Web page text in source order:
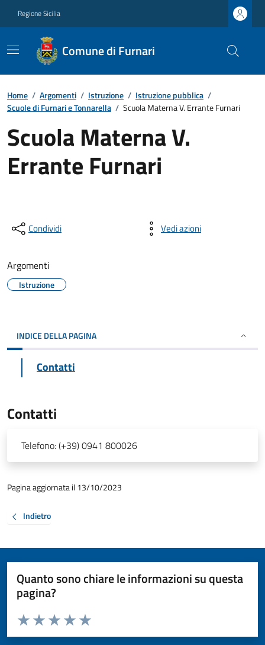
Regione Sicilia
Comune di Furnari
Home / Argomenti / Istruzione / Istruzione pubblica /
Scuole di Furnari e Tonnarella / Scuola Materna V. Errante Furnari
Scuola Materna V.
Errante Furnari
Condividi Vedi azioni
Argomenti
Istruzione
INDICE DELLA PAGINA
Contatti
Contatti
Telefono:(+39) 0941 800026
Pagina aggiornata il 13/10/2023
Indietro
Quanto sono chiare le informazioni su questa
pagina?
Valuta da 1 a 5 stelle la pagina
Valuta 5 stelle su 5
Valuta 4 stelle su 5
Valuta 3 stelle su 5
Valuta 2 stelle su 5
Valuta 1 stelle su 5